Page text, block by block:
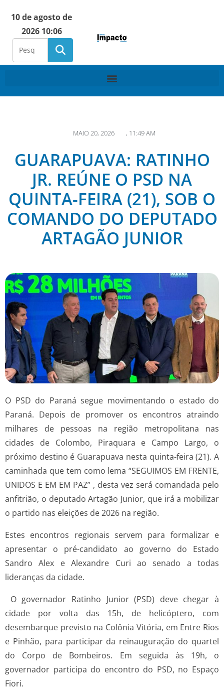
10 de agosto de
2026 10:06
MAIO 20, 2026 , 11:49 AM
GUARAPUAVA: RATINHO
JR. REÚNE O PSD NA
QUINTA-FEIRA (21), SOB O
COMANDO DO DEPUTADO
ARTAGÃO JUNIOR
O PSD do Paraná segue movimentando o estado do
Paraná. Depois de promover os encontros atraindo
milhares de pessoas na região metropolitana nas
cidades de Colombo, Piraquara e Campo Largo, o
próximo destino é Guarapuava nesta quinta-feira (21). A
caminhada que tem como lema “SEGUIMOS EM FRENTE,
UNIDOS E EM EM PAZ” , desta vez será comandada pelo
anfitrião, o deputado Artagão Junior, que irá a mobilizar
o partido nas eleições de 2026 na região.
Estes encontros regionais servem para formalizar e
apresentar o pré-candidato ao governo do Estado
Sandro Alex e Alexandre Curi ao senado a todas
lideranças da cidade.
O governador Ratinho Junior (PSD) deve chegar à
cidade por volta das 15h, de helicóptero, com
desembarque previsto na Colônia Vitória, em Entre Rios
e Pinhão, para participar da reinauguração do quartel
do Corpo de Bombeiros. Em seguida às 19h, o
governador participa do encontro do PSD, no Espaço
Fiori.